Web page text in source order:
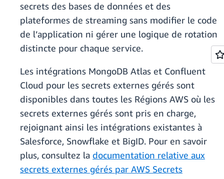
secrets des bases de données et des
plateformes de streaming sans modifier le code
de l’application ni gérer une logique de rotation
distincte pour chaque service.
Les intégrations MongoDB Atlas et Confluent
Cloud pour les secrets externes gérés sont
disponibles dans toutes les Régions AWS où les
secrets externes gérés sont pris en charge,
rejoignant ainsi les intégrations existantes à
Salesforce, Snowflake et BigID. Pour en savoir
plus, consultez la documentation relative aux
secrets externes gérés par AWS Secrets